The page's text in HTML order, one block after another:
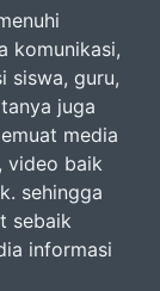
komunikasi,
siswa, guru,
juga
media
video baik
sehingga
sebaik
informasi